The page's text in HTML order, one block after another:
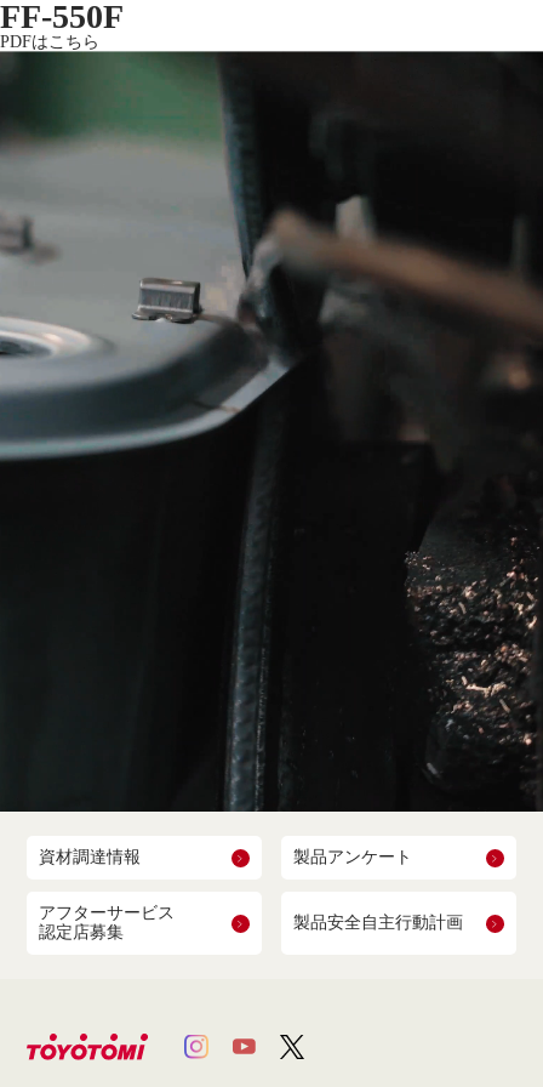
FF-550F
PDFはこちら
資材調達情報 製品アンケート
アフターサービス
認定店募集
製品安全自主行動計画